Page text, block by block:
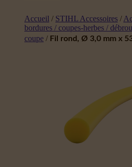
Accueil / STIHL Accessoires /
bordures / coupes-herbes /
coupe / Fil rond, Ø 3,0 mm x